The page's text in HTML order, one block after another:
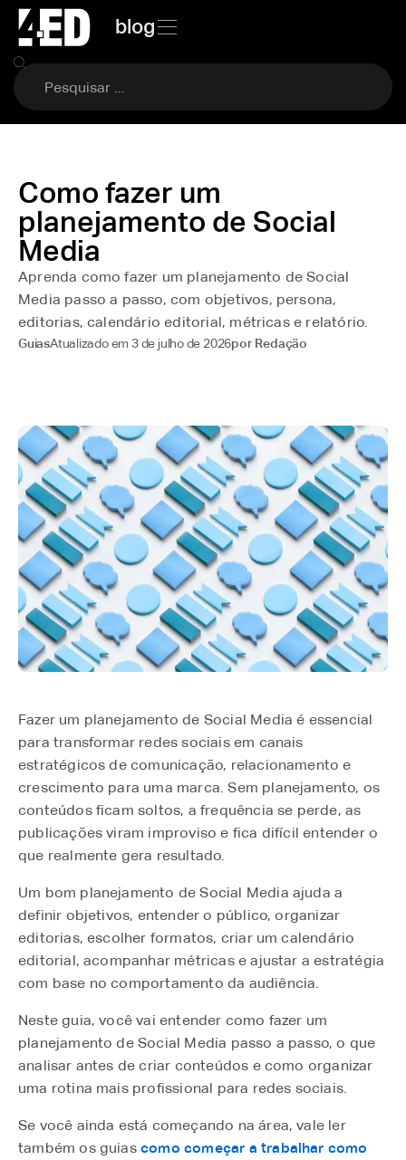
blog
Como fazer um
planejamento de Social
Media
Aprenda como fazer um planejamento de Social
Media passo a passo, com objetivos, persona,
editorias, calendário editorial, métricas e relatório.
GuiasAtualizado em3 de julho de 2026por Redação
Fazer um planejamento de Social Media é essencial
para transformar redes sociais em canais
estratégicos de comunicação, relacionamento e
crescimento para uma marca. Sem planejamento, os
conteúdos ficam soltos, a frequência se perde, as
publicações viram improviso e fica difícil entender o
que realmente gera resultado.
Um bom planejamento de Social Media ajuda a
definir objetivos, entender o público, organizar
editorias, escolher formatos, criar um calendário
editorial, acompanhar métricas e ajustar a estratégia
com base no comportamento da audiência.
Neste guia, você vai entender como fazer um
planejamento de Social Media passo a passo, o que
analisar antes de criar conteúdos e como organizar
uma rotina mais profissional para redes sociais.
Se você ainda está começando na área, vale ler
também os guiascomo começar a trabalhar como